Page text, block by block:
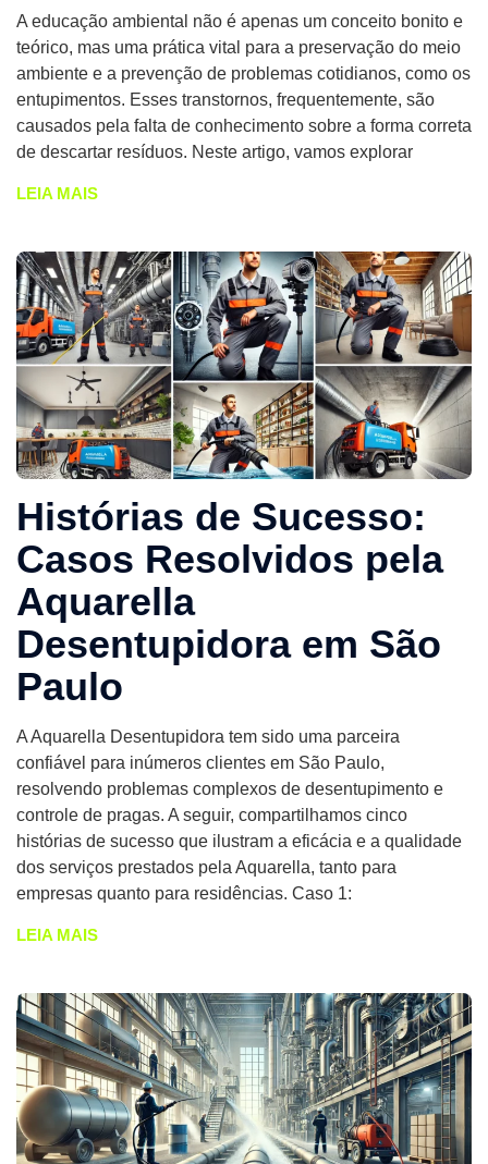
A educação ambiental não é apenas um conceito bonito e
teórico, mas uma prática vital para a preservação do meio
ambiente e a prevenção de problemas cotidianos, como os
entupimentos. Esses transtornos, frequentemente, são
causados pela falta de conhecimento sobre a forma correta
de descartar resíduos. Neste artigo, vamos explorar
LEIA MAIS
Histórias de Sucesso:
Casos Resolvidos pela
Aquarella
Desentupidora em São
Paulo
A Aquarella Desentupidora tem sido uma parceira
confiável para inúmeros clientes em São Paulo,
resolvendo problemas complexos de desentupimento e
controle de pragas. A seguir, compartilhamos cinco
histórias de sucesso que ilustram a eficácia e a qualidade
dos serviços prestados pela Aquarella, tanto para
empresas quanto para residências. Caso 1:
LEIA MAIS